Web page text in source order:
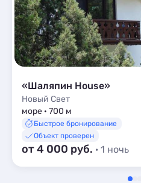
«Шаляпин House»
Новый Свет
море · 700 м
Быстрое бронирование
Объект проверен
от 4 000 руб. · 1 ночь